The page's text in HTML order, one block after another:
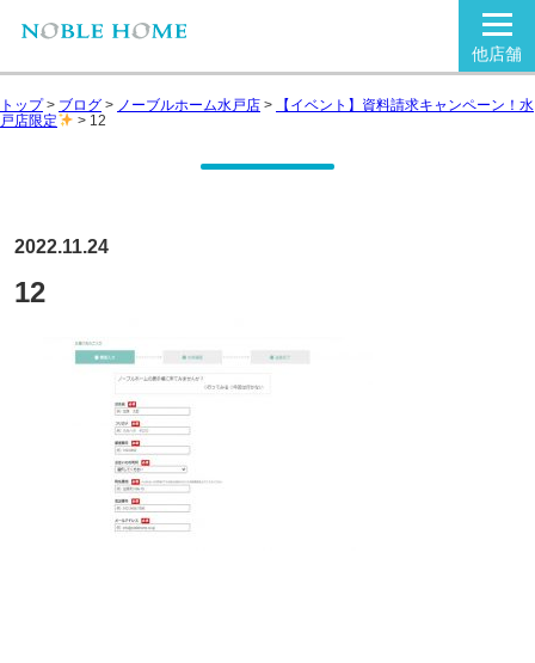
他店舗
トップ> ブログ > ノーブルホーム水戸店 >
【イベント】資料請求キャンペーン！水
戸店限定
> 12
2022.11.24
12